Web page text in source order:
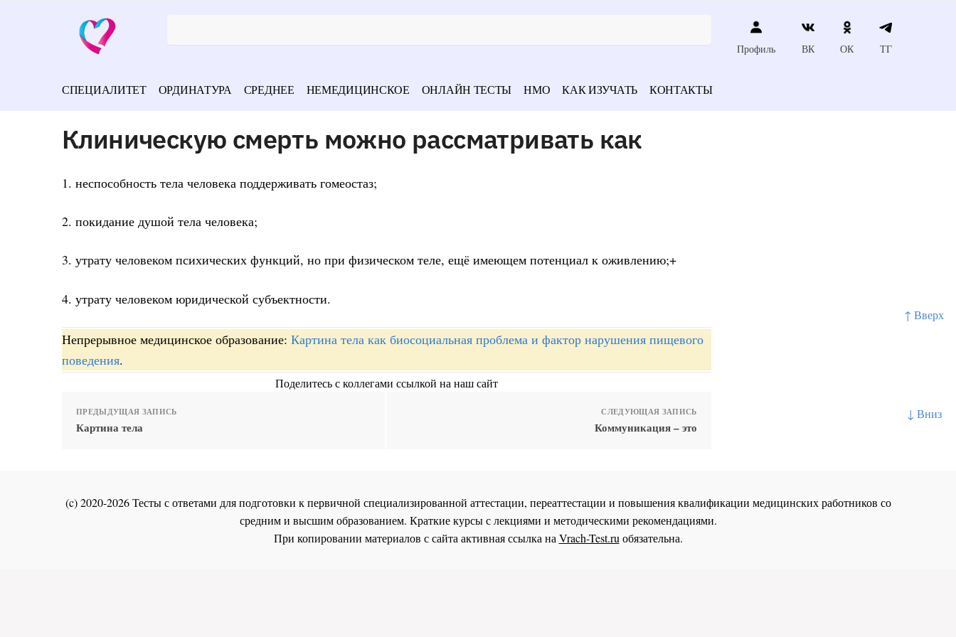
↑ Вверх
↓ Вниз
Профиль ВК ОК ТГ
СПЕЦИАЛИТЕТ ОРДИНАТУРА СРЕДНЕЕ НЕМЕДИЦИНСКОЕ ОНЛАЙН ТЕСТЫ НМО КАК ИЗУЧАТЬ КОНТАКТЫ
Клиническую смерть можно рассматривать как
1. неспособность тела человека поддерживать гомеостаз;
2. покидание душой тела человека;
3. утрату человеком психических функций, но при физическом теле, ещё имеющем потенциал к оживлению;+
4. утрату человеком юридической субъектности.
Непрерывное медицинское образование: Картина тела как биосоциальная проблема и фактор нарушения пищевого
поведения.
Поделитесь с коллегами ссылкой на наш сайт
ПРЕДЫДУЩАЯ ЗАПИСЬ
Картина тела
СЛЕДУЮЩАЯ ЗАПИСЬ
Коммуникация – это
(c) 2020-2026 Тесты с ответами для подготовки к первичной специализированной аттестации, переаттестации и повышения квалификации медицинских работников со
средним и высшим образованием. Краткие курсы с лекциями и методическими рекомендациями.
При копировании материалов с сайта активная ссылка наVrach-Test.ruобязательна.